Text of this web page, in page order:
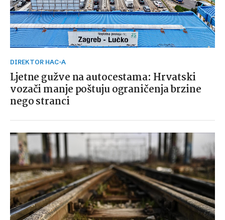
DIREKTOR HAC-A
Ljetne gužve na autocestama: Hrvatski
vozači manje poštuju ograničenja brzine
nego stranci